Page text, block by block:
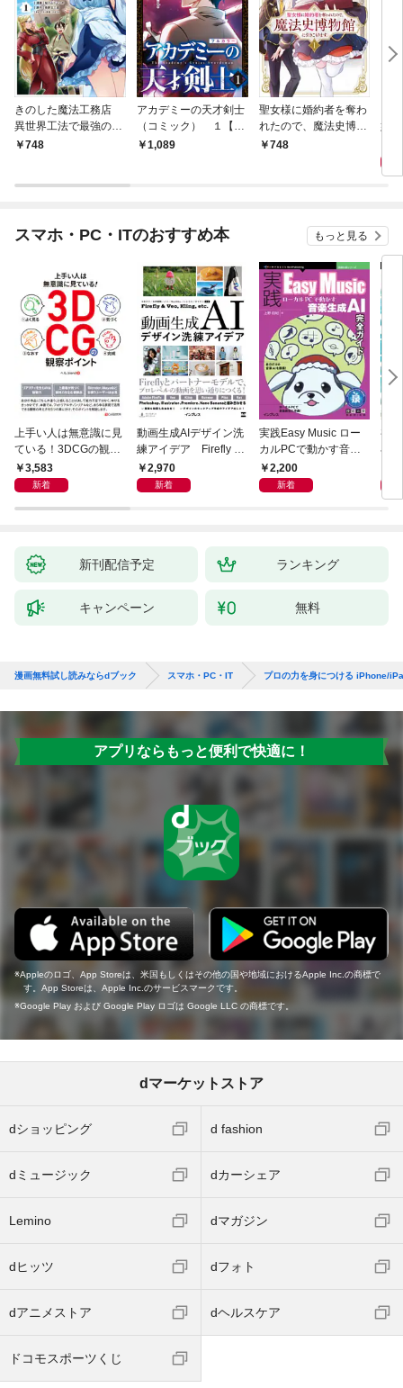
きのした魔法工務店
異世界工法で最強の家
づくりを（コミック）
748
アカデミーの天才剣士
（コミック） １【フ
ルカラー】
1,089
聖女様に婚約者を奪わ
れたので、魔法史博物
館に引きこもります。
748
姫
スマホ・PC・ITのおすすめ本 もっと見る
上手い人は無意識に見
ている！3DCGの観察
ポイント
3,583
新着
動画生成AIデザイン洗
練アイデア Firefly &
Veo， Kling， etc.
2,970
新着
実践Easy Music ロー
カルPCで動かす音楽
生成AI完全ガイド
2,200
新着
初
小
新刊配信予定 ランキング
キャンペーン 無料
漫画無料試し読みならdブック スマホ・PC・IT プロの力を身につける iPhone/
アプリならもっと便利で快適に！
Appleのロゴ、App Storeは、米国もしくはその他の国や地域におけるApple Inc.の商標で
す。App Storeは、Apple Inc.のサービスマークです。
Google Play および Google Play ロゴは Google LLC の商標です。
dマーケットストア
dショッピング d fashion
dミュージック dカーシェア
Lemino dマガジン
dヒッツ dフォト
dアニメストア dヘルスケア
ドコモスポーツくじ